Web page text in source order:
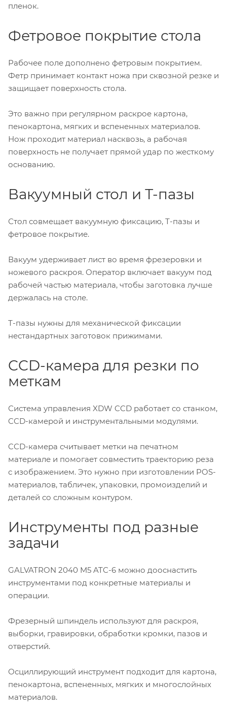
пленок.
Фетровое покрытие стола
Рабочее поле дополнено фетровым покрытием.
Фетр принимает контакт ножа при сквозной резке и
защищает поверхность стола.
Это важно при регулярном раскрое картона,
пенокартона, мягких и вспененных материалов.
Нож проходит материал насквозь, а рабочая
поверхность не получает прямой удар по жесткому
основанию.
Вакуумный стол и Т-пазы
Стол совмещает вакуумную фиксацию, Т-пазы и
фетровое покрытие.
Вакуум удерживает лист во время фрезеровки и
ножевого раскроя. Оператор включает вакуум под
рабочей частью материала, чтобы заготовка лучше
держалась на столе.
Т-пазы нужны для механической фиксации
нестандартных заготовок прижимами.
CCD-камера для резки по
меткам
Система управления XDW CCD работает со станком,
CCD-камерой и инструментальными модулями.
CCD-камера считывает метки на печатном
материале и помогает совместить траекторию реза
с изображением. Это нужно при изготовлении POS-
материалов, табличек, упаковки, промоизделий и
деталей со сложным контуром.
Инструменты под разные
задачи
GALVATRON 2040 M5 ATC-6 можно дооснастить
инструментами под конкретные материалы и
операции.
Фрезерный шпиндель используют для раскроя,
выборки, гравировки, обработки кромки, пазов и
отверстий.
Осциллирующий инструмент подходит для картона,
пенокартона, вспененных, мягких и многослойных
материалов.